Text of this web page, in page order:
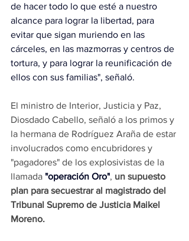
de hacer todo lo que esté a nuestro
alcance para lograr la libertad, para
evitar que sigan muriendo en las
cárceles, en las mazmorras y centros de
tortura, y para lograr la reunificación de
ellos con sus familias", señaló.
El ministro de Interior, Justicia y Paz,
Diosdado Cabello, señaló a los primos y
la hermana de Rodríguez Araña de estar
involucrados como encubridores y
"pagadores" de los explosivistas de la
llamada "operación Oro", un supuesto
plan para secuestrar al magistrado del
Tribunal Supremo de Justicia Maikel
Moreno.